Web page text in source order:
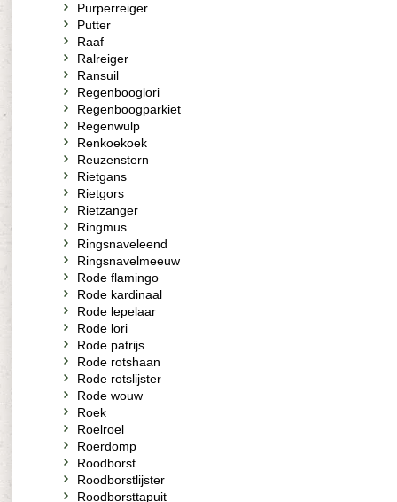
Purperreiger
Putter
Raaf
Ralreiger
Ransuil
Regenbooglori
Regenboogparkiet
Regenwulp
Renkoekoek
Reuzenstern
Rietgans
Rietgors
Rietzanger
Ringmus
Ringsnaveleend
Ringsnavelmeeuw
Rode flamingo
Rode kardinaal
Rode lepelaar
Rode lori
Rode patrijs
Rode rotshaan
Rode rotslijster
Rode wouw
Roek
Roelroel
Roerdomp
Roodborst
Roodborstlijster
Roodborsttapuit